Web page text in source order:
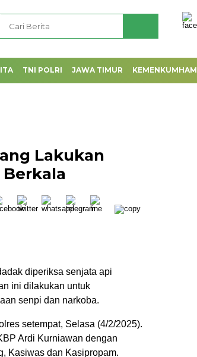
TNI POLRI JAWA TIMUR KEMENKUMHAM
Lakukan
Berkala
diperiksa senjata api
ini dilakukan untuk
senpi dan narkoba.
setempat, Selasa (4/2/2025).
Ardi Kurniawan dengan
Kasiwas dan Kasipropam.